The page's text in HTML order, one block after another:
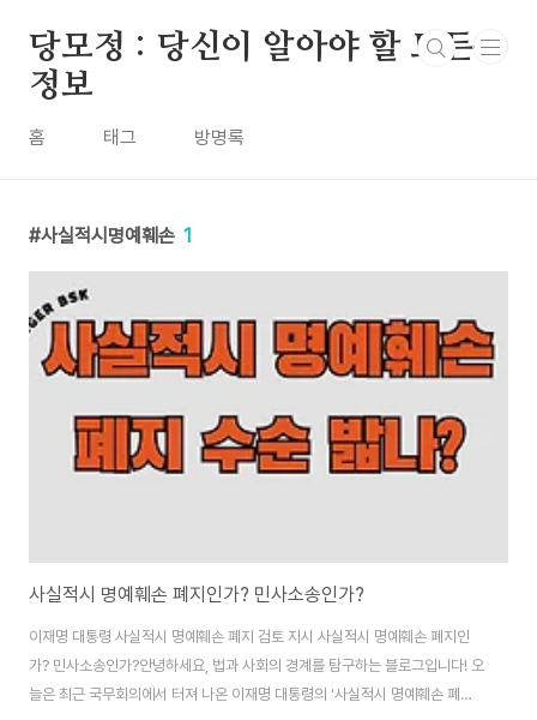
당모정 : 당신이 알아야 할 모든
정보
홈 태그 방명록
사실적시명예훼손 1
사실적시 명예훼손 폐지인가? 민사소송인가?
이재명 대통령 사실적시 명예훼손 폐지 검토 지시 사실적시 명예훼손 폐지인
가? 민사소송인가?안녕하세요, 법과 사회의 경계를 탐구하는 블로그입니다! 오
늘은 최근 국무회의에서 터져 나온 이재명 대통령의 '사실적시 명예훼손 폐지'